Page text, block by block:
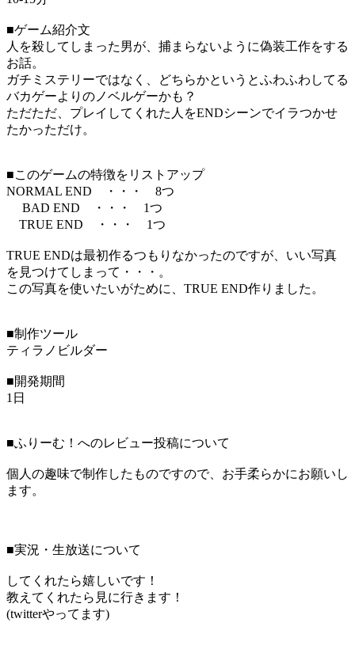
■ゲーム紹介文
人を殺してしまった男が、捕まらないように偽装工作をする
お話。
ガチミステリーではなく、どちらかというとふわふわしてる
バカゲーよりのノベルゲーかも？
ただただ、プレイしてくれた人をENDシーンでイラつかせ
たかっただけ。
■このゲームの特徴をリストアップ
NORMAL END ・・・ 8つ
BAD END ・・・ 1つ
TRUE END ・・・ 1つ
TRUE ENDは最初作るつもりなかったのですが、いい写真
を見つけてしまって・・・。
この写真を使いたいがために、TRUE END作りました。
■制作ツール
ティラノビルダー
■開発期間
1日
■ふりーむ！へのレビュー投稿について
個人の趣味で制作したものですので、お手柔らかにお願いし
ます。
■実況・生放送について
してくれたら嬉しいです！
教えてくれたら見に行きます！
(twitterやってます)